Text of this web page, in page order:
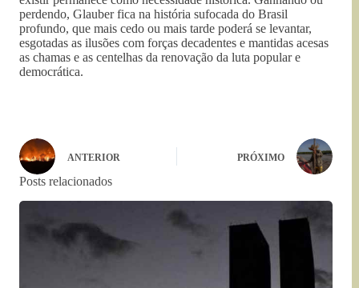
perdendo, Glauber fica na história sufocada do Brasil
profundo, que mais cedo ou mais tarde poderá se levantar,
esgotadas as ilusões com forças decadentes e mantidas acesas
as chamas e as centelhas da renovação da luta popular e
democrática.
ANTERIOR PRÓXIMO
Posts relacionados